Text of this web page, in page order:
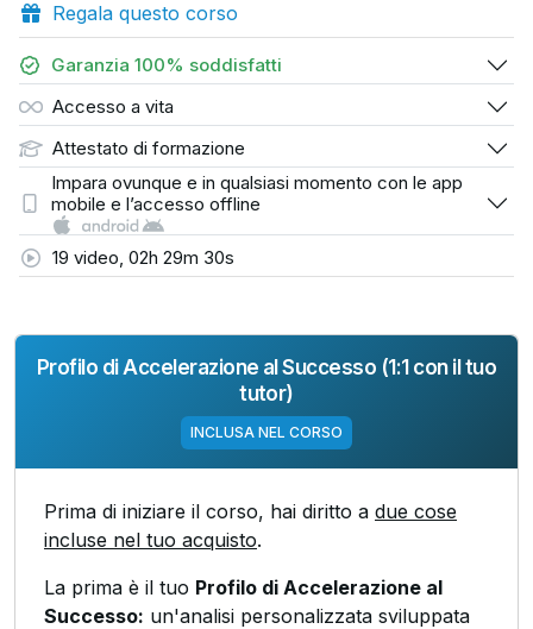
Regala questo corso
Garanzia 100% soddisfatti
Accesso a vita
Attestato di formazione
Impara ovunque e in qualsiasi momento con le app
mobile e l’accesso offline
19 video, 02h 29m 30s
Profilo di Accelerazione al Successo (1:1 con il tuo
tutor)
INCLUSA NEL CORSO
Prima di iniziare il corso, hai diritto a due cose
incluse nel tuo acquisto.
La prima è il tuo Profilo di Accelerazione al
Successo: un'analisi personalizzata sviluppata